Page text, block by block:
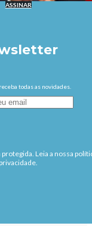
ASSINAR
todas as novidades.
Leia a nossa